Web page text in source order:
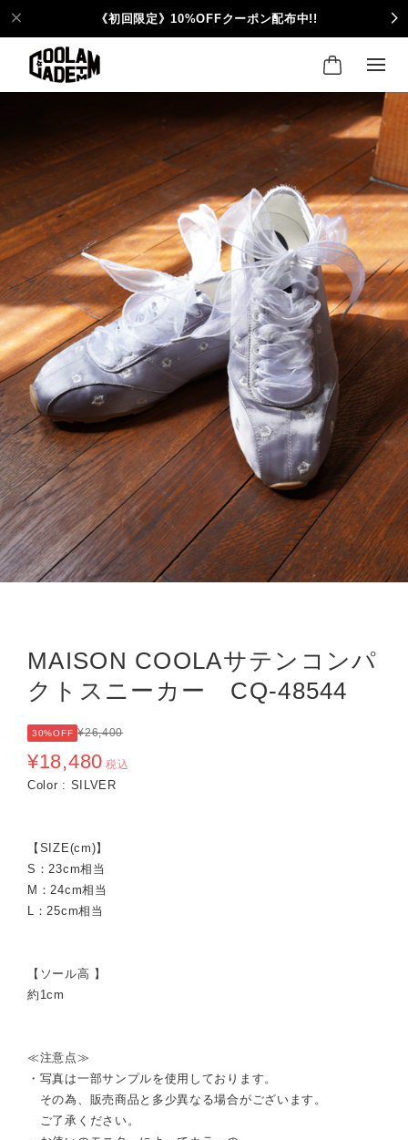
《初回限定》10%OFFクーポン配布中!!
MAISON COOLAサテンコンパ
クトスニーカー CQ-48544
30%OFF ¥26,400
¥18,480 税込
Color : SILVER
【SIZE(cm)】
S：23cm相当
M：24cm相当
L：25cm相当
【ソール高 】
約1cm
≪注意点≫
・写真は一部サンプルを使用しております。
その為、販売商品と多少異なる場合がございます。
ご了承ください。